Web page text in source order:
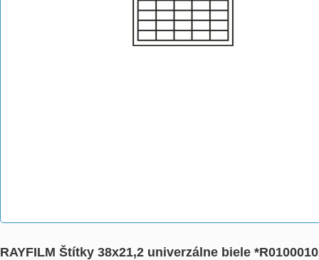
RAYFILM Štítky 38x21,2 univerzálne biele